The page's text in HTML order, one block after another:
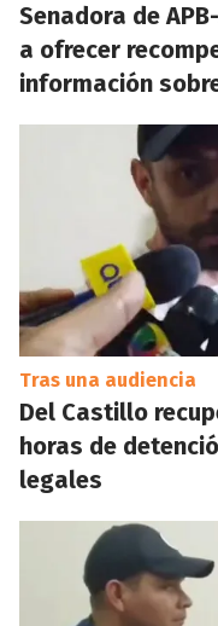
Senadora de
a ofrecer
información
Tras una audiencia
Del Castillo
horas de
legales